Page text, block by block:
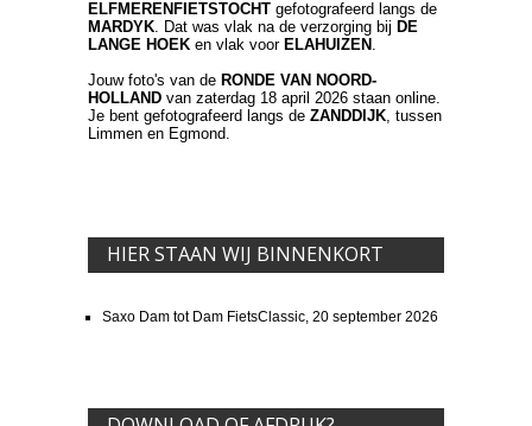
ELFMERENFIETSTOCHT gefotografeerd langs de
MARDYK . Dat was vlak na de verzorging bij DE
LANGE HOEK en vlak voor ELAHUIZEN
Jouw foto's van de RONDE VAN NOORD-
HOLLAND van zaterdag 18 april 2026 staan online.
Je bent gefotografeerd langs de ZANDDIJK , tussen
Limmen en Egmond.
HIER STAAN WIJ BINNENKORT
Saxo Dam tot Dam FietsClassic, 20 september 2026